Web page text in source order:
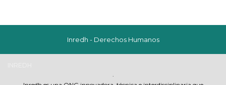
Inredh - Derechos Humanos